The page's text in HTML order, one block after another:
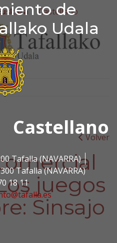
de
Udala
Castellano
Tafalla (NAVARRA)
Tafalla (NAVARRA)
18 11
de
Castellano
Volver
juegos
Sinsajo